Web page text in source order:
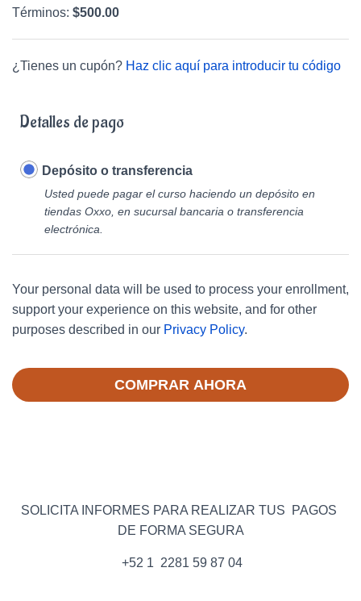
Términos: $500.00
¿Tienes un cupón? Haz clic aquí para introducir tu código
Detalles de pago
Depósito o transferencia
Usted puede pagar el curso haciendo un depósito en
tiendas Oxxo, en sucursal bancaria o transferencia
electrónica.
Your personal data will be used to process your enrollment,
support your experience on this website, and for other
purposes described in our Privacy Policy.
COMPRAR AHORA
SOLICITA INFORMES PARA REALIZAR TUS PAGOS
DE FORMA SEGURA
+52 1 2281 59 87 04